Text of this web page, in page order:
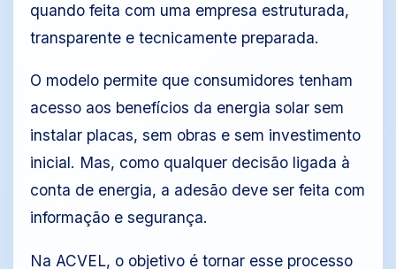
quando feita com uma empresa estruturada,
transparente e tecnicamente preparada.
O modelo permite que consumidores tenham
acesso aos benefícios da energia solar sem
instalar placas, sem obras e sem investimento
inicial. Mas, como qualquer decisão ligada à
conta de energia, a adesão deve ser feita com
informação e segurança.
Na ACVEL, o objetivo é tornar esse processo